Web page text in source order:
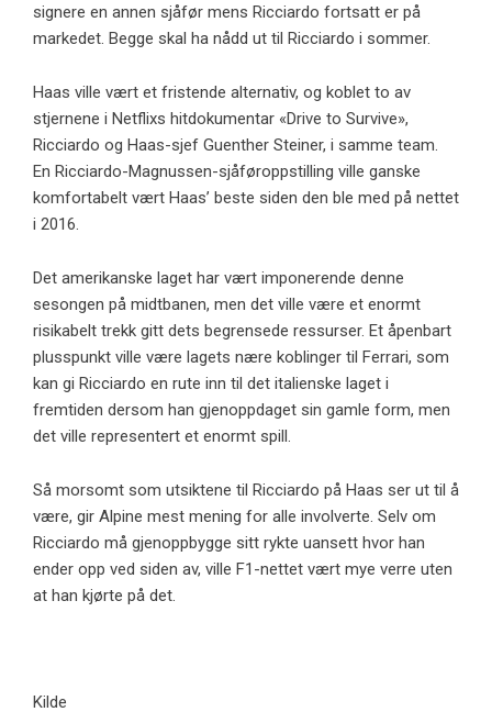
signere en annen sjåfør mens Ricciardo fortsatt er på
markedet. Begge skal ha nådd ut til Ricciardo i sommer.
Haas ville vært et fristende alternativ, og koblet to av
stjernene i Netflixs hitdokumentar «Drive to Survive»,
Ricciardo og Haas-sjef Guenther Steiner, i samme team.
En Ricciardo-Magnussen-sjåføroppstilling ville ganske
komfortabelt vært Haas’ beste siden den ble med på nettet
i 2016.
Det amerikanske laget har vært imponerende denne
sesongen på midtbanen, men det ville være et enormt
risikabelt trekk gitt dets begrensede ressurser. Et åpenbart
plusspunkt ville være lagets nære koblinger til Ferrari, som
kan gi Ricciardo en rute inn til det italienske laget i
fremtiden dersom han gjenoppdaget sin gamle form, men
det ville representert et enormt spill.
Så morsomt som utsiktene til Ricciardo på Haas ser ut til å
være, gir Alpine mest mening for alle involverte. Selv om
Ricciardo må gjenoppbygge sitt rykte uansett hvor han
ender opp ved siden av, ville F1-nettet vært mye verre uten
at han kjørte på det.
Kilde